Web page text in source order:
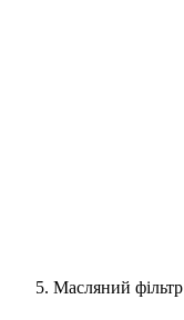
Масляний фільтр